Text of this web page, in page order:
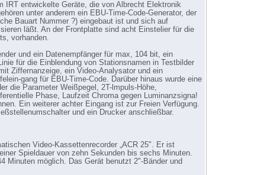
IRT entwickelte Geräte, die von Albrecht Elektronik
unter anderem ein EBU-Time-Code-Generator, der
Bauart Nummer ?) eingebaut ist und sich auf
läßt. An der Frontplatte sind acht Einstelier für die
vorhanden.
und ein Datenempfänger für max, 104 bit, ein
für die Einblendung von Stationsnamen in Testbilder
Ziffernanzeige, ein Video-Analysator und ein
gang für EBU-Time-Code. Darüber hinaus wurde eine
die Parameter Weißpegel, 2T-lmpuls-Höhe,
Phase, Laufzeit Chroma gegen Luminanzsigna!
Ein weiterer achter Eingang ist zur Freien Verfügung.
und ein Drucker anschließbar.
Video-Kassettenrecorder „ACR 25". Er ist
Spieldauer von zehn Sekunden bis sechs Minuten.
Minuten möglich. Das Gerät benutzt 2"-Bänder und